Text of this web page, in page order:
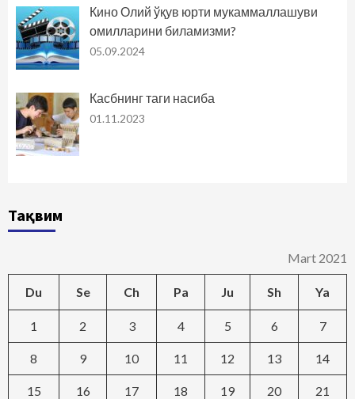
Кино Олий ўқув юрти мукаммаллашуви
омилларини биламизми?
05.09.2024
Касбнинг таги насиба
01.11.2023
Тақвим
Mart 2021
Du Se Ch Pa Ju Sh Ya
1 2 3 4 5 6 7
8 9 10 11 12 13 14
15 16 17 18 19 20 21